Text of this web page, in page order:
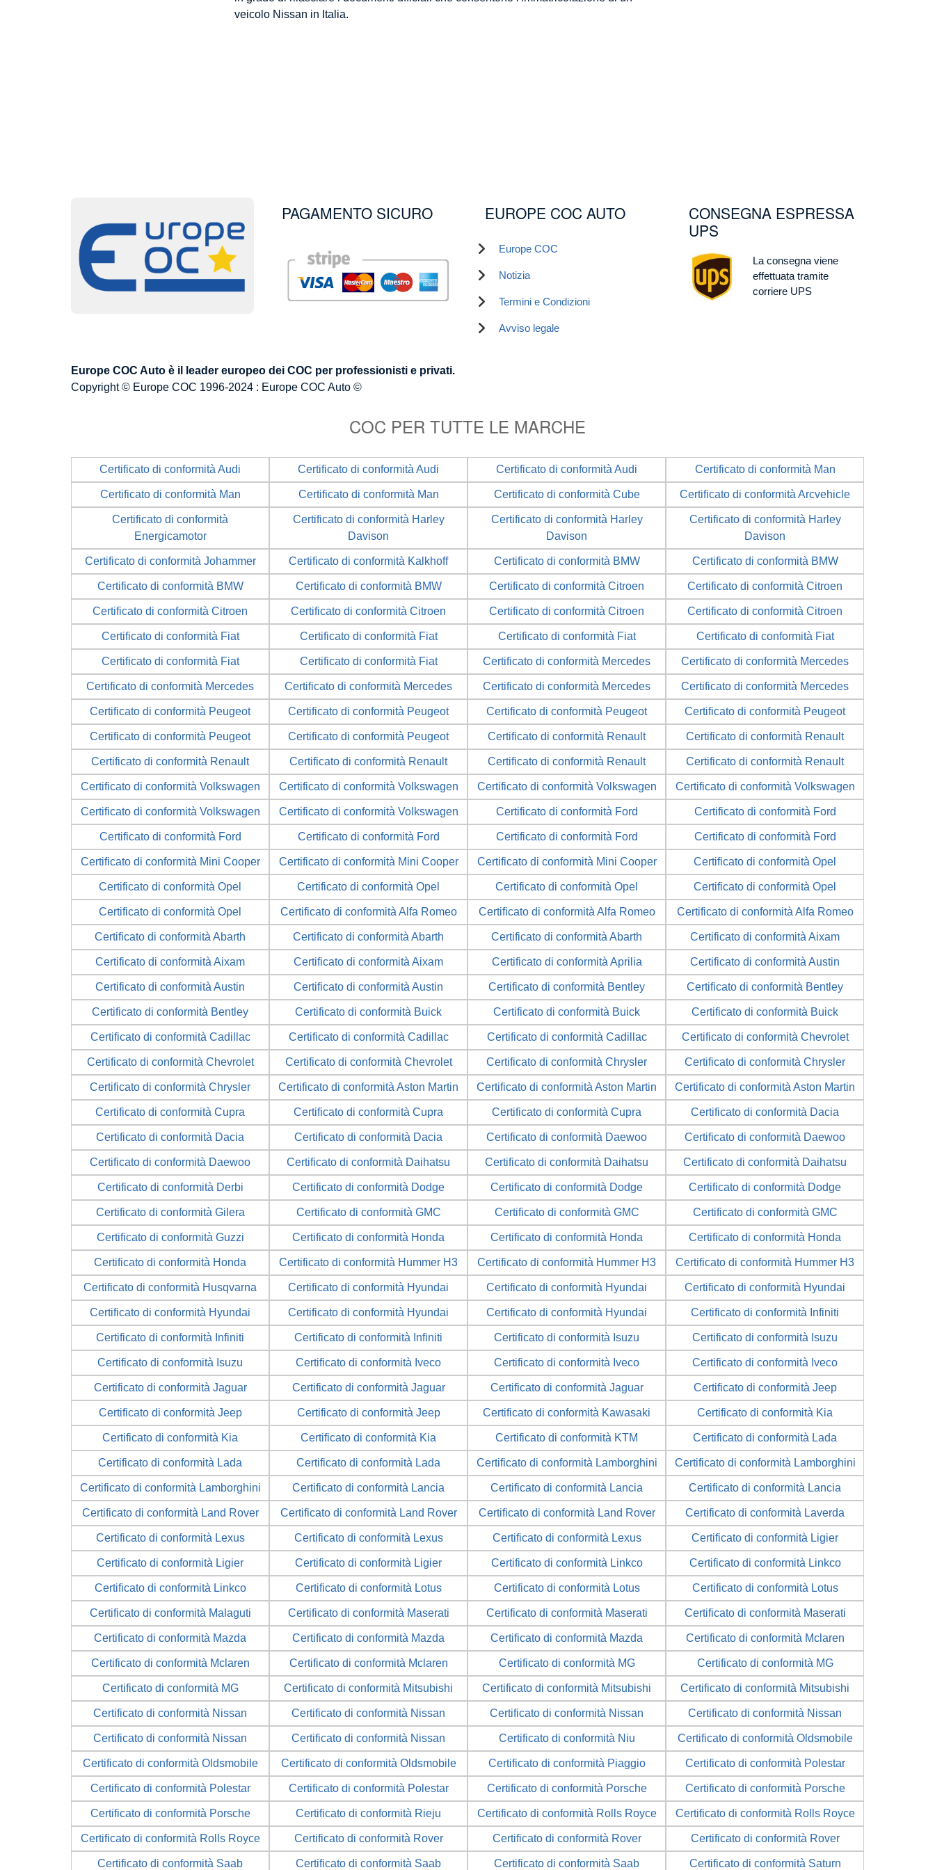
veicolo Nissan in Italia.
Image PAGAMENTO SICURO EUROPE COC AUTO
Europe COC
Notizia
Termini e Condizioni
Avviso legale
CONSEGNA ESPRESSA
UPS
Image
La consegna viene
effettuata tramite
corriere UPS
Europe COC Auto è il leader europeo dei COC per professionisti e privati.
Copyright © Europe COC 1996-2024 : Europe COC Auto ©
COC PER TUTTE LE MARCHE
Certificato di conformità Audi Certificato di conformità Audi Certificato di conformità Audi Certificato di conformità Man
Certificato di conformità Man Certificato di conformità Man Certificato di conformità Cube Certificato di conformità Arcvehicle
Certificato di conformità
Energicamotor
Certificato di conformità Harley
Davison
Certificato di conformità Harley
Davison
Certificato di conformità Harley
Davison
Certificato di conformità Johammer Certificato di conformità Kalkhoff Certificato di conformità BMW Certificato di conformità BMW
Certificato di conformità BMW Certificato di conformità BMW Certificato di conformità Citroen Certificato di conformità Citroen
Certificato di conformità Citroen Certificato di conformità Citroen Certificato di conformità Citroen Certificato di conformità Citroen
Certificato di conformità Fiat Certificato di conformità Fiat Certificato di conformità Fiat Certificato di conformità Fiat
Certificato di conformità Fiat Certificato di conformità Fiat Certificato di conformità Mercedes Certificato di conformità Mercedes
Certificato di conformità Mercedes Certificato di conformità Mercedes Certificato di conformità Mercedes Certificato di conformità Mercedes
Certificato di conformità Peugeot Certificato di conformità Peugeot Certificato di conformità Peugeot Certificato di conformità Peugeot
Certificato di conformità Peugeot Certificato di conformità Peugeot Certificato di conformità Renault Certificato di conformità Renault
Certificato di conformità Renault Certificato di conformità Renault Certificato di conformità Renault Certificato di conformità Renault
Certificato di conformità Volkswagen Certificato di conformità Volkswagen Certificato di conformità Volkswagen Certificato di conformità Volkswagen
Certificato di conformità Volkswagen Certificato di conformità Volkswagen Certificato di conformità Ford Certificato di conformità Ford
Certificato di conformità Ford Certificato di conformità Ford Certificato di conformità Ford Certificato di conformità Ford
Certificato di conformità Mini Cooper Certificato di conformità Mini Cooper Certificato di conformità Mini Cooper Certificato di conformità Opel
Certificato di conformità Opel Certificato di conformità Opel Certificato di conformità Opel Certificato di conformità Opel
Certificato di conformità Opel Certificato di conformità Alfa Romeo Certificato di conformità Alfa Romeo Certificato di conformità Alfa Romeo
Certificato di conformità Abarth Certificato di conformità Abarth Certificato di conformità Abarth Certificato di conformità Aixam
Certificato di conformità Aixam Certificato di conformità Aixam Certificato di conformità Aprilia Certificato di conformità Austin
Certificato di conformità Austin Certificato di conformità Austin Certificato di conformità Bentley Certificato di conformità Bentley
Certificato di conformità Bentley Certificato di conformità Buick Certificato di conformità Buick Certificato di conformità Buick
Certificato di conformità Cadillac Certificato di conformità Cadillac Certificato di conformità Cadillac Certificato di conformità Chevrolet
Certificato di conformità Chevrolet Certificato di conformità Chevrolet Certificato di conformità Chrysler Certificato di conformità Chrysler
Certificato di conformità Chrysler Certificato di conformità Aston Martin Certificato di conformità Aston Martin Certificato di conformità Aston Martin
Certificato di conformità Cupra Certificato di conformità Cupra Certificato di conformità Cupra Certificato di conformità Dacia
Certificato di conformità Dacia Certificato di conformità Dacia Certificato di conformità Daewoo Certificato di conformità Daewoo
Certificato di conformità Daewoo Certificato di conformità Daihatsu Certificato di conformità Daihatsu Certificato di conformità Daihatsu
Certificato di conformità Derbi Certificato di conformità Dodge Certificato di conformità Dodge Certificato di conformità Dodge
Certificato di conformità Gilera Certificato di conformità GMC Certificato di conformità GMC Certificato di conformità GMC
Certificato di conformità Guzzi Certificato di conformità Honda Certificato di conformità Honda Certificato di conformità Honda
Certificato di conformità Honda Certificato di conformità Hummer H3 Certificato di conformità Hummer H3 Certificato di conformità Hummer H3
Certificato di conformità Husqvarna Certificato di conformità Hyundai Certificato di conformità Hyundai Certificato di conformità Hyundai
Certificato di conformità Hyundai Certificato di conformità Hyundai Certificato di conformità Hyundai Certificato di conformità Infiniti
Certificato di conformità Infiniti Certificato di conformità Infiniti Certificato di conformità Isuzu Certificato di conformità Isuzu
Certificato di conformità Isuzu Certificato di conformità Iveco Certificato di conformità Iveco Certificato di conformità Iveco
Certificato di conformità Jaguar Certificato di conformità Jaguar Certificato di conformità Jaguar Certificato di conformità Jeep
Certificato di conformità Jeep Certificato di conformità Jeep Certificato di conformità Kawasaki Certificato di conformità Kia
Certificato di conformità Kia Certificato di conformità Kia Certificato di conformità KTM Certificato di conformità Lada
Certificato di conformità Lada Certificato di conformità Lada Certificato di conformità Lamborghini Certificato di conformità Lamborghini
Certificato di conformità Lamborghini Certificato di conformità Lancia Certificato di conformità Lancia Certificato di conformità Lancia
Certificato di conformità Land Rover Certificato di conformità Land Rover Certificato di conformità Land Rover Certificato di conformità Laverda
Certificato di conformità Lexus Certificato di conformità Lexus Certificato di conformità Lexus Certificato di conformità Ligier
Certificato di conformità Ligier Certificato di conformità Ligier Certificato di conformità Linkco Certificato di conformità Linkco
Certificato di conformità Linkco Certificato di conformità Lotus Certificato di conformità Lotus Certificato di conformità Lotus
Certificato di conformità Malaguti Certificato di conformità Maserati Certificato di conformità Maserati Certificato di conformità Maserati
Certificato di conformità Mazda Certificato di conformità Mazda Certificato di conformità Mazda Certificato di conformità Mclaren
Certificato di conformità Mclaren Certificato di conformità Mclaren Certificato di conformità MG Certificato di conformità MG
Certificato di conformità MG Certificato di conformità Mitsubishi Certificato di conformità Mitsubishi Certificato di conformità Mitsubishi
Certificato di conformità Nissan Certificato di conformità Nissan Certificato di conformità Nissan Certificato di conformità Nissan
Certificato di conformità Nissan Certificato di conformità Nissan Certificato di conformità Niu Certificato di conformità Oldsmobile
Certificato di conformità Oldsmobile Certificato di conformità Oldsmobile Certificato di conformità Piaggio Certificato di conformità Polestar
Certificato di conformità Polestar Certificato di conformità Polestar Certificato di conformità Porsche Certificato di conformità Porsche
Certificato di conformità Porsche Certificato di conformità Rieju Certificato di conformità Rolls Royce Certificato di conformità Rolls Royce
Certificato di conformità Rolls Royce Certificato di conformità Rover Certificato di conformità Rover Certificato di conformità Rover
Certificato di conformità Saab Certificato di conformità Saab Certificato di conformità Saab Certificato di conformità Saturn